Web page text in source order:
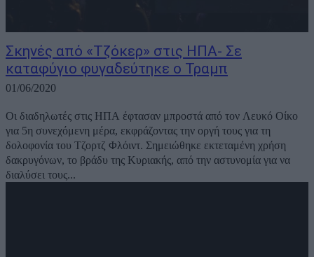
Σκηνές από «Τζόκερ» στις ΗΠΑ- Σε
καταφύγιο φυγαδεύτηκε ο Τραμπ
01/06/2020
Οι διαδηλωτές στις ΗΠΑ έφτασαν μπροστά από τον Λευκό Οίκο
για 5η συνεχόμενη μέρα, εκφράζοντας την οργή τους για τη
δολοφονία του Τζορτζ Φλόιντ. Σημειώθηκε εκτεταμένη χρήση
δακρυγόνων, το βράδυ της Κυριακής, από την αστυνομία για να
διαλύσει τους...